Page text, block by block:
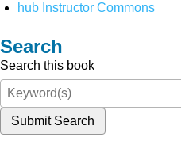
hub Instructor Commons
Search
Search this book
Submit Search